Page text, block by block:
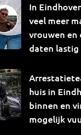
In
veel meer
vrouwen en
daten lastig
huis in
binnen en
mogelijk